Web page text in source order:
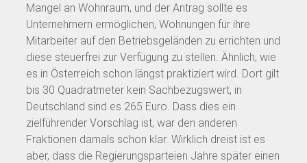
Mangel an Wohnraum, und der Antrag sollte es
Unternehmern ermöglichen, Wohnungen für ihre
Mitarbeiter auf den Betriebsgeländen zu errichten und
diese steuerfrei zur Verfügung zu stellen. Ähnlich, wie
es in Österreich schon längst praktiziert wird. Dort gilt
bis 30 Quadratmeter kein Sachbezugswert, in
Deutschland sind es 265 Euro. Dass dies ein
zielführender Vorschlag ist, war den anderen
Fraktionen damals schon klar. Wirklich dreist ist es
aber, dass die Regierungsparteien Jahre später einen